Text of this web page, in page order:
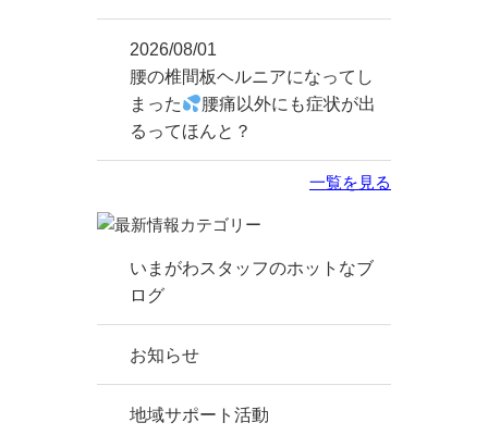
2026/08/01
腰の椎間板ヘルニアになってし
まった
腰痛以外にも症状が出
るってほんと？
一覧を見る
いまがわスタッフのホットなブ
ログ
お知らせ
地域サポート活動